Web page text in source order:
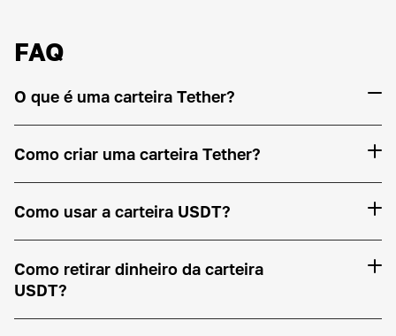
FAQ
O que é uma carteira Tether?
Como criar uma carteira Tether?
Como usar a carteira USDT?
Como retirar dinheiro da carteira
USDT?